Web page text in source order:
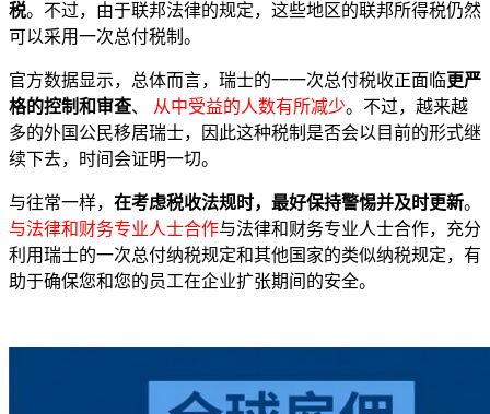
税。不过，由于联邦法律的规定，这些地区的联邦所得税仍然
可以采用一次总付税制。
官方数据显示，总体而言，瑞士的一一次总付税收正面临更严
格的控制和审查、 从中受益的人数有所减少。不过，越来越
多的外国公民移居瑞士，因此这种税制是否会以目前的形式继
续下去，时间会证明一切。
与往常一样， 在考虑税收法规时，最好保持警惕并及时更新。
与法律和财务专业人士合作与法律和财务专业人士合作，充分
利用瑞士的一次总付纳税规定和其他国家的类似纳税规定，有
助于确保您和您的员工在企业扩张期间的安全。